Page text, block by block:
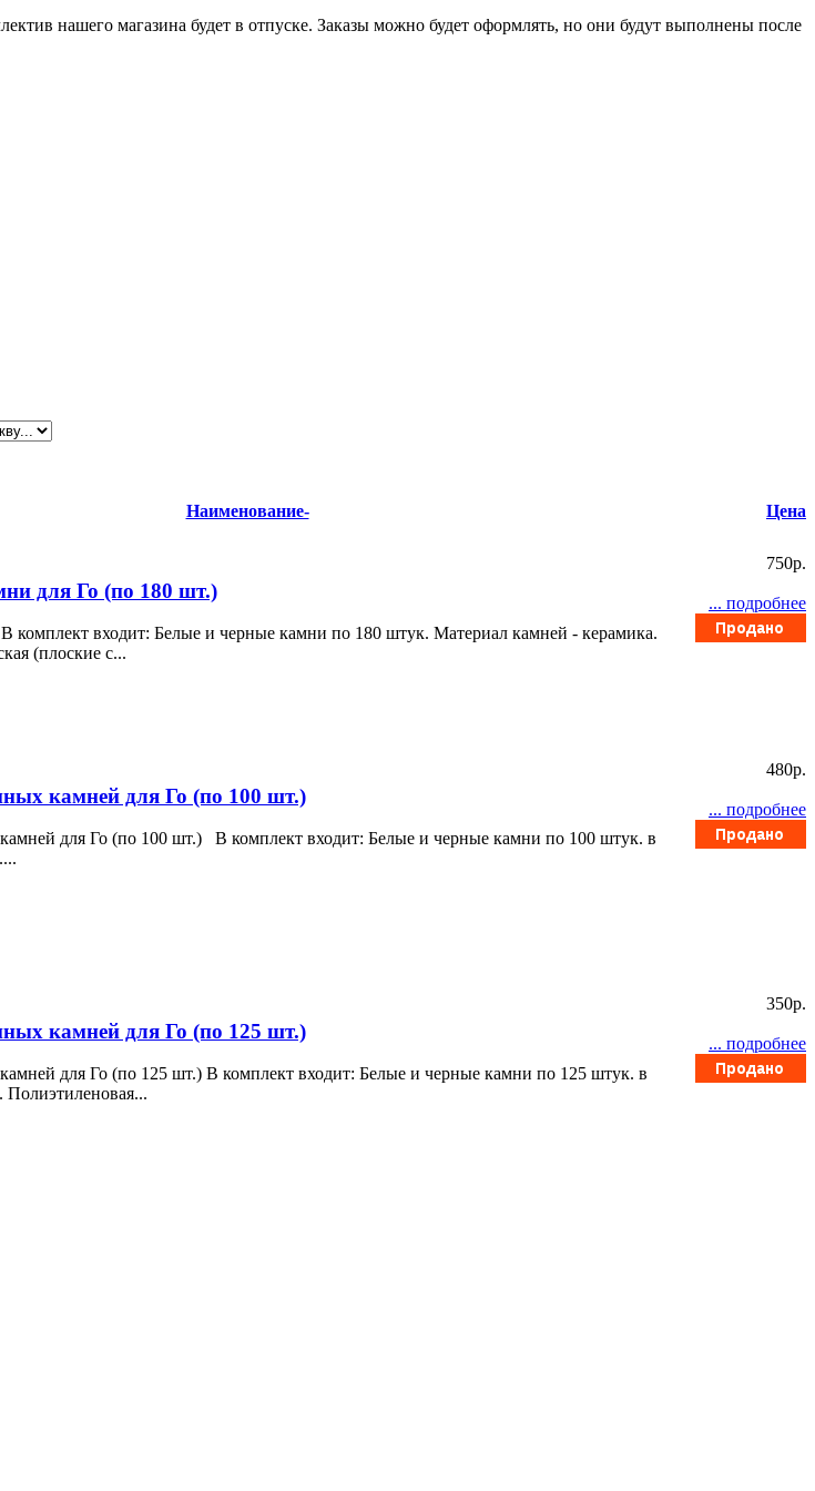
нашего магазина будет в отпуске. Заказы можно будет оформлять, но они будут выполнены после
Наименование- Цена
для Го (по 180 шт.)
комплект входит: Белые и черные камни по 180 штук. Материал камней - керамика.
(плоские с...
750p.
... подробнее
камней для Го (по 100 шт.)
для Го (по 100 шт.) В комплект входит: Белые и черные камни по 100 штук. в
480p.
... подробнее
камней для Го (по 125 шт.)
для Го (по 125 шт.) В комплект входит: Белые и черные камни по 125 штук. в
Полиэтиленовая...
350p.
... подробнее